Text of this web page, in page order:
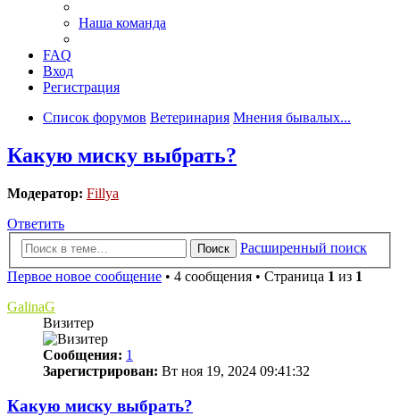
Наша команда
FAQ
Вход
Регистрация
Список форумов Ветеринария Мнения бывалых...
Какую миску выбрать?
Модератор: Fillya
Ответить
Поиск
Расширенный поиск
Первое новое сообщение • 4 сообщения • Страница 1 из 1
GalinaG
Визитер
Сообщения: 1
Зарегистрирован: Вт ноя 19, 2024 09:41:32
Какую миску выбрать?